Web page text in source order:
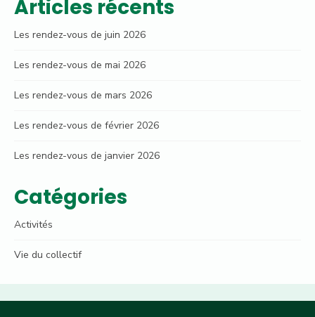
Articles récents
Les rendez-vous de juin 2026
Les rendez-vous de mai 2026
Les rendez-vous de mars 2026
Les rendez-vous de février 2026
Les rendez-vous de janvier 2026
Catégories
Activités
Vie du collectif